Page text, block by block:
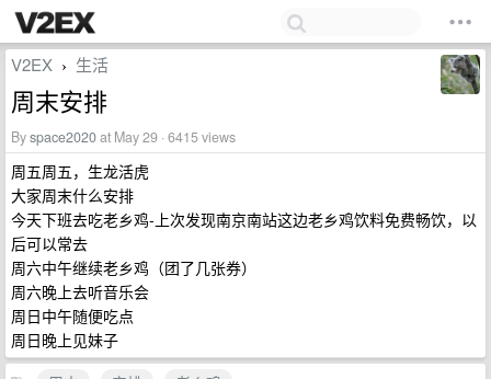
V2EX › 生活
周末安排
Byspace2020at May 29 · 6415 views
周五周五，生龙活虎
大家周末什么安排
今天下班去吃老乡鸡-上次发现南京南站这边老乡鸡饮料免费畅饮，以
后可以常去
周六中午继续老乡鸡（团了几张券）
周六晚上去听音乐会
周日中午随便吃点
周日晚上见妹子